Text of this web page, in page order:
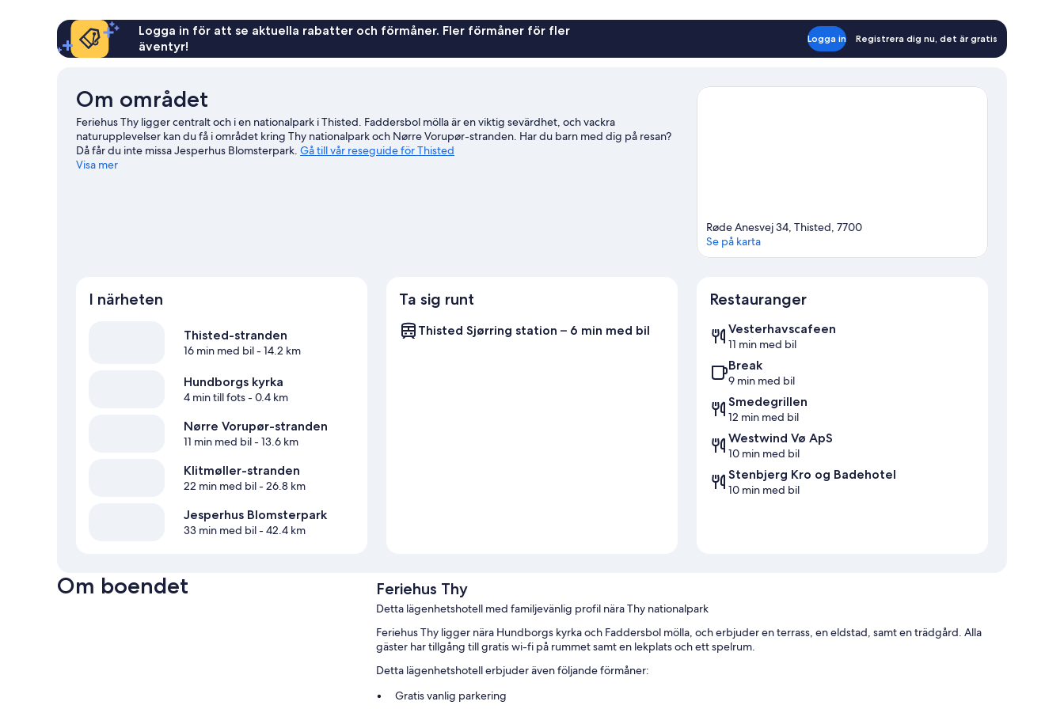
Logga in för att se aktuella rabatter och förmåner. Fler förmåner för fler
äventyr!
Logga in Registrera dig nu, det är gratis
Om området
Feriehus Thy ligger centralt och i en nationalpark i Thisted. Faddersbol mölla är en viktig sevärdhet, och vackra
naturupplevelser kan du få i området kring Thy nationalpark och Nørre Vorupør-stranden. Har du barn med dig på resan?
Då får du inte missa Jesperhus Blomsterpark. Gå till vår reseguide för Thisted
Visa mer
Røde Anesvej 34, Thisted, 7700
Se på karta
I närheten
Thisted-stranden
16 min med bil- 14.2 km
Hundborgs kyrka
4 min till fots- 0.4 km
Nørre Vorupør-stranden
11 min med bil- 13.6 km
Klitmøller-stranden
22 min med bil- 26.8 km
Jesperhus Blomsterpark
33 min med bil- 42.4 km
Ta sig runt
Thisted Sjørring station – 6 min med bil
Restauranger
Vesterhavscafeen
11 min med bil
Break
9 min med bil
Smedegrillen
12 min med bil
Westwind Vø ApS
10 min med bil
Stenbjerg Kro og Badehotel
10 min med bil
Om boendet Feriehus Thy
Detta lägenhetshotell med familjevänlig profil nära Thy nationalpark
Feriehus Thy ligger nära Hundborgs kyrka och Faddersbol mölla, och erbjuder en terrass, en eldstad, samt en trädgård. Alla
gäster har tillgång till gratis wi-fi på rummet samt en lekplats och ett spelrum.
Detta lägenhetshotell erbjuder även följande förmåner:
Gratis vanlig parkering